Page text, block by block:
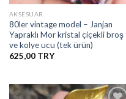
AKSESUAR
80ler vintage model – Janjan
Yapraklı Mor kristal çiçekli broş
ve kolye ucu (tek ürün)
625,00